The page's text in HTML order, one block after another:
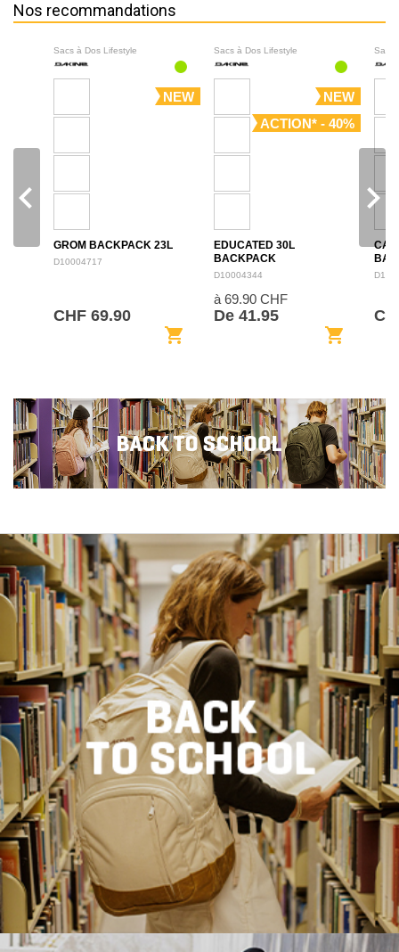
Nos recommandations
Sacs à Dos Lifestyle
NEW
GROM BACKPACK 23L
D10004717
CHF 69.90
shopping_cart
Sacs à Dos Lifestyle
NEW
ACTION* - 40%
EDUCATED 30L
BACKPACK
D10004344
à 69.90 CHF
De 41.95
shopping_cart
Sacs
navigate_before navigate_next